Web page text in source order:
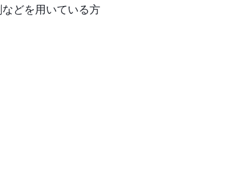
どを用いている方